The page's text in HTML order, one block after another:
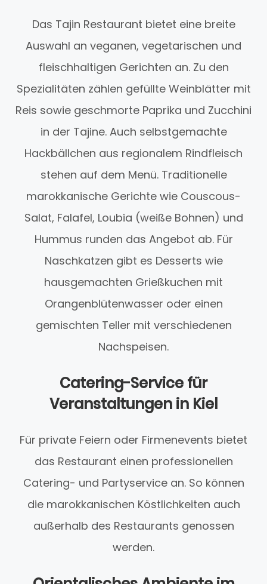
Das Tajin Restaurant bietet eine breite
Auswahl an veganen, vegetarischen und
fleischhaltigen Gerichten an. Zu den
Spezialitäten zählen gefüllte Weinblätter mit
Reis sowie geschmorte Paprika und Zucchini
in der Tajine. Auch selbstgemachte
Hackbällchen aus regionalem Rindfleisch
stehen auf dem Menü. Traditionelle
marokkanische Gerichte wie Couscous-
Salat, Falafel, Loubia (weiße Bohnen) und
Hummus runden das Angebot ab. Für
Naschkatzen gibt es Desserts wie
hausgemachten Grießkuchen mit
Orangenblütenwasser oder einen
gemischten Teller mit verschiedenen
Nachspeisen.
Catering-Service für
Veranstaltungen in Kiel
Für private Feiern oder Firmenevents bietet
das Restaurant einen professionellen
Catering- und Partyservice an. So können
die marokkanischen Köstlichkeiten auch
außerhalb des Restaurants genossen
werden.